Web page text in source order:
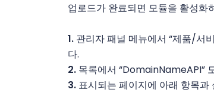
업로드가 완료되면 모듈을 활성화
1. 관리자 패널 메뉴에서 “제품/서
다.
2. 목록에서 “DomainNameAPI”
3. 표시되는 페이지에 아래 항목